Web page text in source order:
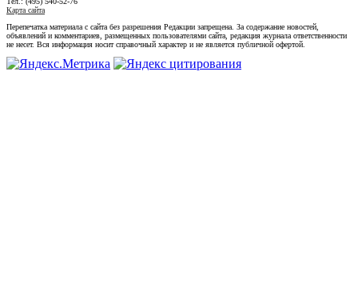
Карта сайта
Перепечатка материала с сайта без разрешения Редакции запрещена. За содержание новостей,
объявлений и комментариев, размещенных пользователями сайта, редакция журнала ответственности
не несет. Вся информация носит справочный характер и не является публичной офертой.